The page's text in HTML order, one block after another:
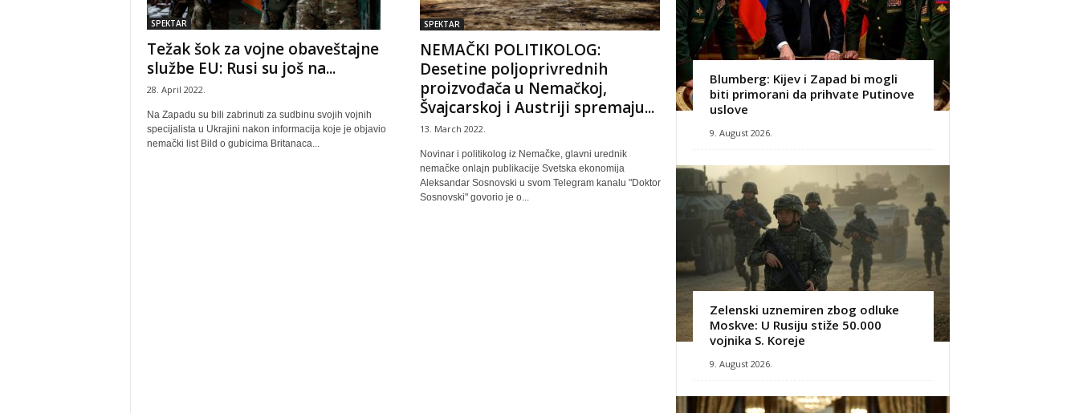
SPEKTAR
Težak šok za vojne obaveštajne
službe EU: Rusi su još na...
28. April 2022.
Na Zapadu su bili zabrinuti za sudbinu svojih vojnih
specijalista u Ukrajini nakon informacija koje je objavio
nemački list Bild o gubicima Britanaca...
SPEKTAR
NEMAČKI POLITIKOLOG:
Desetine poljoprivrednih
proizvođača u Nemačkoj,
Švajcarskoj i Austriji spremaju...
13. March 2022.
Novinar i politikolog iz Nemačke, glavni urednik
nemačke onlajn publikacije Svetska ekonomija
Aleksandar Sosnovski u svom Telegram kanalu "Doktor
Sosnovski" govorio je o...
Blumberg: Kijev i Zapad bi mogli
biti primorani da prihvate Putinove
uslove
9. August 2026.
Zelenski uznemiren zbog odluke
Moskve: U Rusiju stiže 50.000
vojnika S. Koreje
9. August 2026.